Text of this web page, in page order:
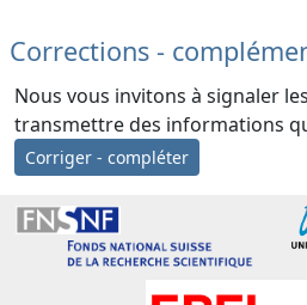
Corrections -
Nous vous invitons à signaler
transmettre des informations
Corriger - compléter